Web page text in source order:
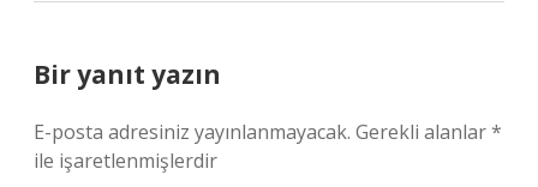
Bir yanıt yazın
E-posta adresiniz yayınlanmayacak. Gerekli alanlar*
ile işaretlenmişlerdir